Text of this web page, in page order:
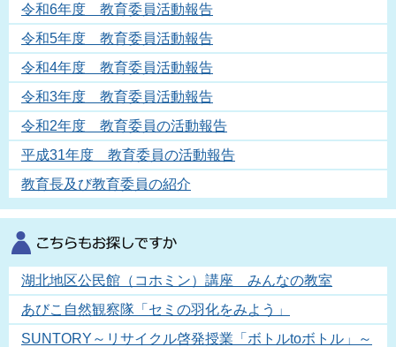
令和6年度 教育委員活動報告
令和5年度 教育委員活動報告
令和4年度 教育委員活動報告
令和3年度 教育委員活動報告
令和2年度 教育委員の活動報告
平成31年度 教育委員の活動報告
教育長及び教育委員の紹介
湖北地区公民館（コホミン）講座 みんなの教室
あびこ自然観察隊「セミの羽化をみよう」
SUNTORY～リサイクル啓発授業「ボトルtoボトル」～